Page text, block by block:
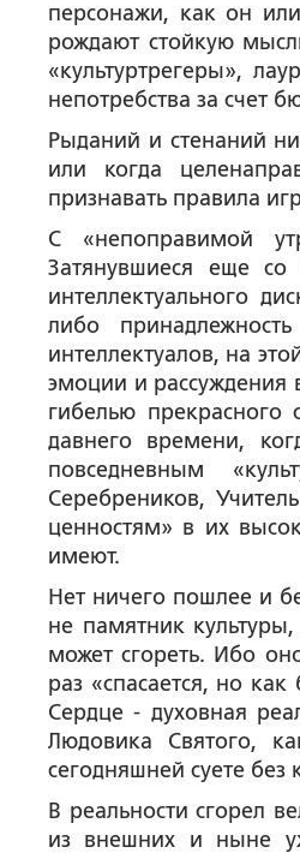
персонажи, как он
рождают стойкую
«культуртрегеры»,
непотребства за счет
Рыданий и стенаний
или когда
признавать правила
С «непоправимой
Затянувшиеся еще
интеллектуального
либо
интеллектуалов, на
эмоции и рассуждения
гибелью прекрасного
давнего времени,
повседневным
Серебреников,
ценностям» в их
имеют.
Нет ничего пошлее и
не памятник
может сгореть. Ибо
раз «спасается, но
Сердце - духовная
Людовика Святого,
сегодняшней суете
В реальности сгорел
из внешних и ныне